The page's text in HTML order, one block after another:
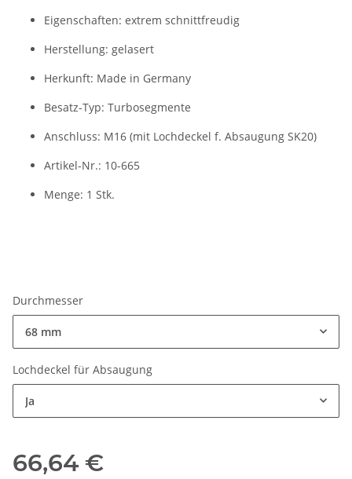
Eigenschaften: extrem schnittfreudig
Herstellung: gelasert
Herkunft: Made in Germany
Besatz-Typ: Turbosegmente
Anschluss: M16 (mit Lochdeckel f. Absaugung SK20)
Artikel-Nr.: 10-665
Menge: 1 Stk.
Durchmesser
68 mm
Lochdeckel für Absaugung
Ja
66,64 €